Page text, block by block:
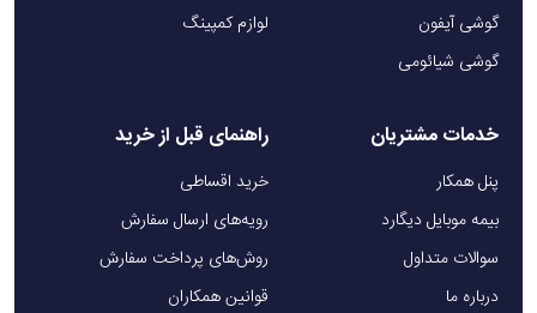
طراحی سبک و قابل‌حمل این دستگاه نیز باعث شده چه در
خانه باشید، چه در محیط کار یا حتی در سفر، همیشه
مختلف در کنار حالت توربو در نظر گرفته شده تا بسته به
نیازتان شدت باد را تنظیم کنید؛ در حالت توربو سرعت باد
حتی به ۵۲ متر بر ثانیه هم می‌رسد، یکی دیگر از نقاط قوت
اصلی این دمنده، باتری داخلی ۴۰۰۰ میلی‌آمپر است که با
گوشی آیفون
گوشی شیائومی
لوازم کمپینگ
خدمات مشتریان
پنل همکار
بیمه موبایل دیگارد
سوالات متداول
درباره ما
راهنمای قبل از خرید
خرید اقساطی
رویه‌های ارسال سفارش
روش‌های پرداخت سفارش
قوانین همکاران